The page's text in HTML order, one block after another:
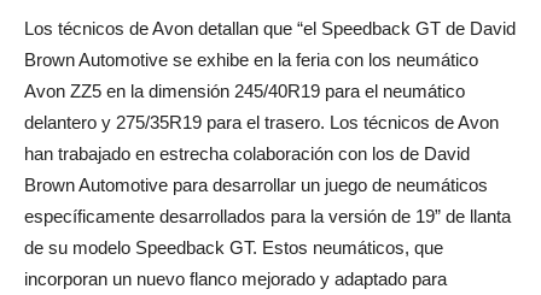
Los técnicos de Avon detallan que “el Speedback GT de David
Brown Automotive se exhibe en la feria con los neumático
Avon ZZ5 en la dimensión 245/40R19 para el neumático
delantero y 275/35R19 para el trasero. Los técnicos de Avon
han trabajado en estrecha colaboración con los de David
Brown Automotive para desarrollar un juego de neumáticos
específicamente desarrollados para la versión de 19” de llanta
de su modelo Speedback GT. Estos neumáticos, que
incorporan un nuevo flanco mejorado y adaptado para